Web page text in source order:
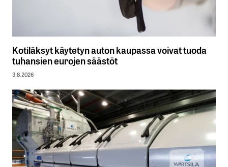
Kotiläksyt käytetyn auton kaupassa voivat tuoda
tuhansien eurojen säästöt
3.8.2026